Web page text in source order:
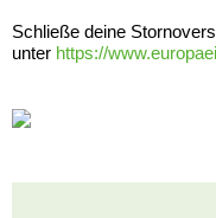
Schließe deine
unter https://